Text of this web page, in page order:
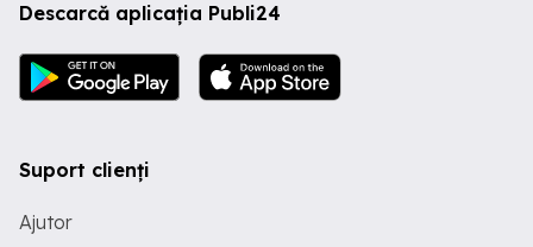
Descarcă aplicația Publi24
Suport clienți
Ajutor